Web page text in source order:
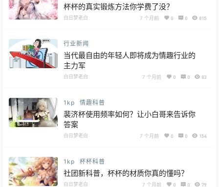
杯杯的真实锻炼方法你学费了没？
白日梦老白 7 个月前 0 0 815
行业新闻
当代最自由的年轻人即将成为情趣行业的
主力军
白日梦老白 7 个月前 0 0 83
1kp 情趣科普
裴济杯使用频率如何？让小白哥来告诉你
答案
白日梦老白 7 个月前 0 0 154
1kp 杯杯科普
社团新科普，杯杯的材质你真的懂吗？
白日梦老白 7 个月前 0 0 79